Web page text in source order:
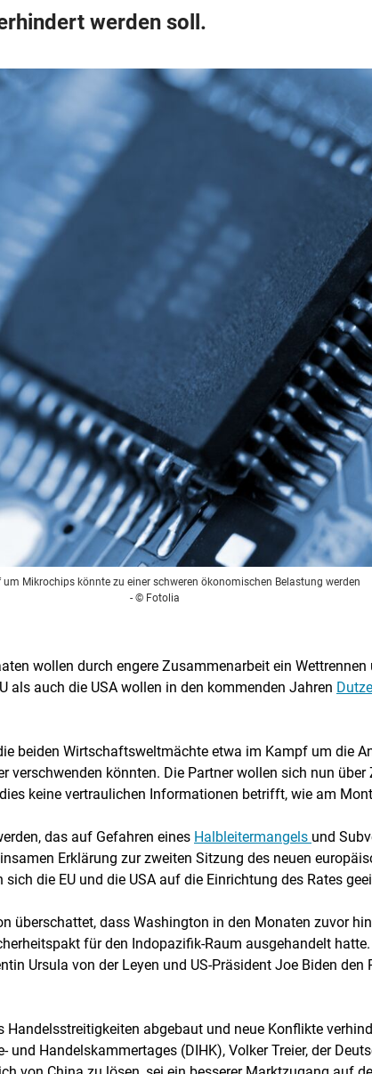
werden soll.
um Mikrochips könnte zu einer schweren ökonomischen Belastung werden
- © Fotolia
wollen durch engere Zusammenarbeit ein
als auch die USA wollen in den kommenden Jahren
beiden Wirtschaftsweltmächte etwa im Kampf um die
verschwenden könnten. Die Partner wollen sich nun über
keine vertraulichen Informationen betrifft, wie am
das auf Gefahren eines Halbleitermangels und
Erklärung zur zweiten Sitzung des neuen
die EU und die USA auf die Einrichtung des Rates
überschattet, dass Washington in den Monaten zuvor
für den Indopazifik-Raum ausgehandelt
Ursula von der Leyen und US-Präsident Joe Biden
Handelsstreitigkeiten abgebaut und neue Konflikte
Handelskammertages (DIHK), Volker Treier, der